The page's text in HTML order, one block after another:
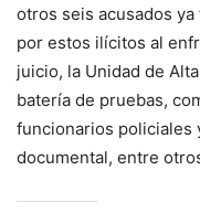
otros seis acusados
por estos ilícitos al
juicio, la Unidad de
batería de pruebas,
funcionarios policiales
documental, entre